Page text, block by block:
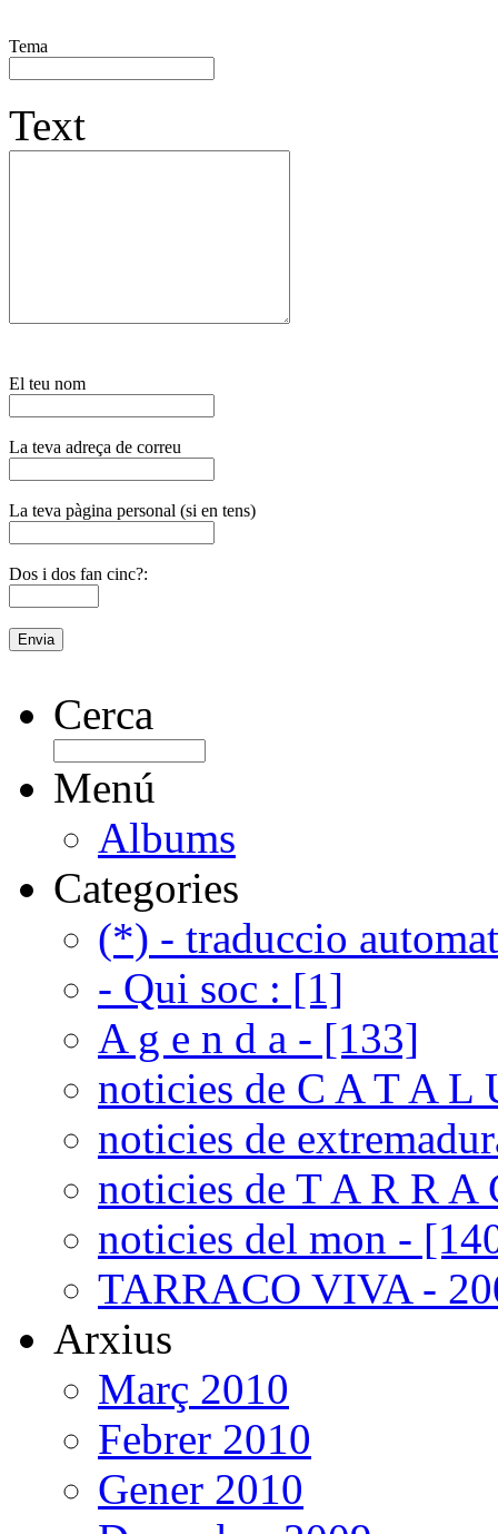
Tema
Text
El teu nom
La teva adreça de correu
La teva pàgina personal (si en tens)
Dos i dos fan cinc?:
Cerca
Menú
Albums
Categories
(*) - traduccio
- Qui soc : [1]
A g e n d a - [133]
noticies de C A T A L
noticies de
noticies de T A R R A
noticies del mon -
TARRACO VIVA -
Arxius
Març 2010
Febrer 2010
Gener 2010